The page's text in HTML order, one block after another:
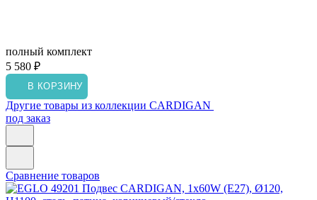
полный комплект
5 580 ₽
В КОРЗИНУ
Другие товары из коллекции CARDIGAN
под заказ
Сравнение товаров